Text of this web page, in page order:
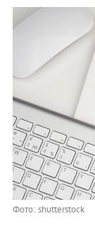
Фото: shutterstock